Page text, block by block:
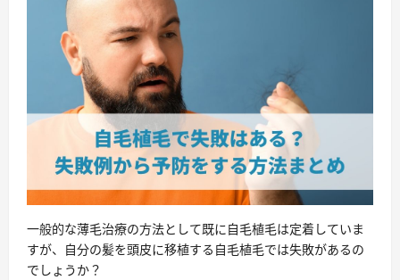
一般的な薄毛治療の方法として既に自毛植毛は定着していま
すが、自分の髪を頭皮に移植する自毛植毛では失敗があるの
でしょうか？